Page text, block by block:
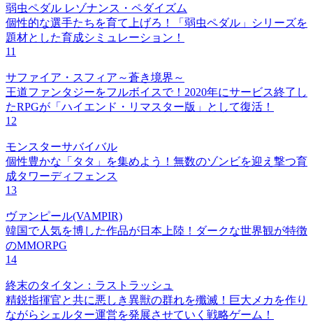
弱虫ペダル レゾナンス・ペダイズム
個性的な選手たちを育て上げろ！「弱虫ペダル」シリーズを
題材とした育成シミュレーション！
11
サファイア・スフィア～蒼き境界～
王道ファンタジーをフルボイスで！2020年にサービス終了し
たRPGが「ハイエンド・リマスター版」として復活！
12
モンスターサバイバル
個性豊かな「タタ」を集めよう！無数のゾンビを迎え撃つ育
成タワーディフェンス
13
ヴァンピール(VAMPIR)
韓国で人気を博した作品が日本上陸！ダークな世界観が特徴
のMMORPG
14
終末のタイタン：ラストラッシュ
精鋭指揮官と共に悪しき異獣の群れを殲滅！巨大メカを作り
ながらシェルター運営を発展させていく戦略ゲーム！